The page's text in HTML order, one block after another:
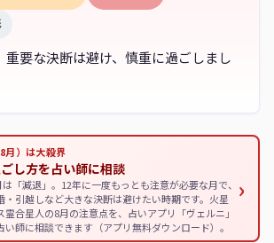
重要な決断は避け、慎重に過ごしまし
）は大殺界
し方を占い師に相談
「減退」。12年に一度もっとも注意が必要な月で、
・引越しなど大きな決断は避けたい時期です。火星
霊合星人の8月の注意点を、占いアプリ「ヴェルニ」
い師に相談できます（アプリ無料ダウンロード）。
›